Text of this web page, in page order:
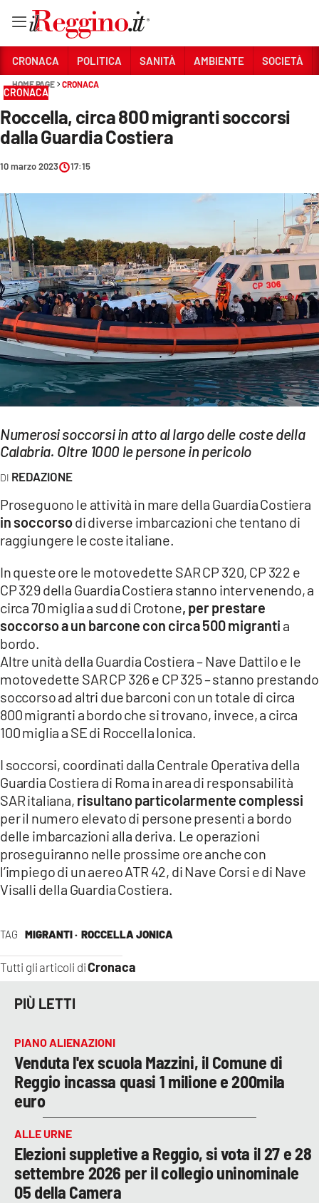
Sezioni
CRONACA
AMBIENTE
SOCIETÀ
CULTURA
ECONOMIA E LAVORO
EVENTI
SPORT
Streaming
LAC TV
LaC
Network
LACPLAY.IT
LACTV.IT
LACONAIR.IT
LACITYMAG.IT
ILREGGINO.IT
COSENZACHANNEL.IT
CATANZAROCHANNEL.IT
LACAPITALENEWS.IT
App
ANDROID
CRONACA POLITICA SANITÀ AMBIENTE SOCIETÀ
HOME PAGE CRONACA
CRONACA
Roccella, circa 800 migranti soccorsi
dalla Guardia Costiera
10 marzo 2023 17:15
Numerosi soccorsi in atto al largo delle coste della
Calabria. Oltre 1000 le persone in pericolo
REDAZIONE
TAG MIGRANTI · ROCCELLA JONICA
Tutti gli articoli diCronaca
Proseguono le attività in mare della Guardia Costiera
in soccorsodi diverse imbarcazioni che tentano di
raggiungere le coste italiane.
In queste ore le motovedette SAR CP 320, CP 322 e
CP 329 della Guardia Costiera stanno intervenendo, a
circa 70 miglia a sud di Crotone, per prestare
soccorso a un barcone con circa 500 migranti a
bordo.
Altre unità della Guardia Costiera – Nave Dattilo e le
motovedette SAR CP 326 e CP 325 – stanno prestando
soccorso ad altri due barconi con un totale di circa
800 migranti a bordo che si trovano, invece, a circa
100 miglia a SE di Roccella Ionica.
I soccorsi, coordinati dalla Centrale Operativa della
Guardia Costiera di Roma in area di responsabilità
SAR italiana, risultano particolarmente complessi
per il numero elevato di persone presenti a bordo
delle imbarcazioni alla deriva. Le operazioni
proseguiranno nelle prossime ore anche con
l’impiego di un aereo ATR 42, di Nave Corsi e di Nave
Visalli della Guardia Costiera.
PIÙ LETTI
PIANO ALIENAZIONI
Venduta l'ex scuola Mazzini, il Comune di
Reggio incassa quasi 1 milione e 200mila
euro
ALLE URNE
Elezioni suppletive a Reggio, si vota il 27 e 28
settembre 2026 per il collegio uninominale
05 della Camera